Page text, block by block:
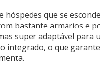
hóspedes que se
bastante armários e
super adaptável para
integrado, o que